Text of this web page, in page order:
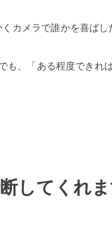
カメラで誰かを喜ば
、「ある程度できれ
してくれ